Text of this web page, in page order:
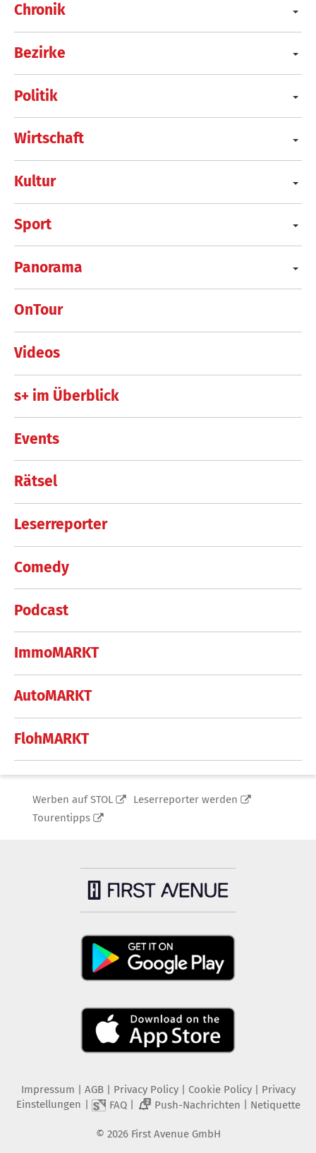
Chronik
Bezirke
Politik
Wirtschaft
Kultur
Sport
Panorama
OnTour
Videos
s+ im Überblick
Events
Rätsel
Leserreporter
Comedy
Podcast
ImmoMARKT
AutoMARKT
FlohMARKT
Werben auf STOL
Leserreporter werden
Tourentipps
Impressum AGB Privacy Policy| Cookie Policy| Privacy
Einstellungen
FAQ| 2 Push-Nachrichten Netiquette
© 2026 First Avenue GmbH